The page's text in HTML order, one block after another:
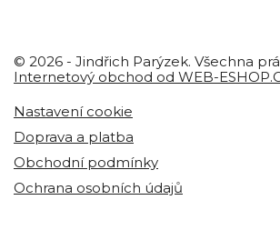
© 2026 - Jindřich Parýzek. Všechna
Internetový obchod od WEB-
Nastavení cookie
Doprava a platba
Obchodní podmínky
Ochrana osobních údajů